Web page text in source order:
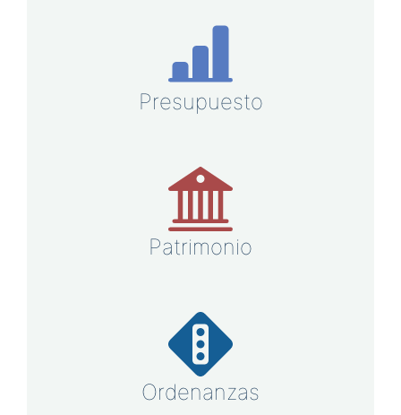
Presupuesto
Patrimonio
Ordenanzas